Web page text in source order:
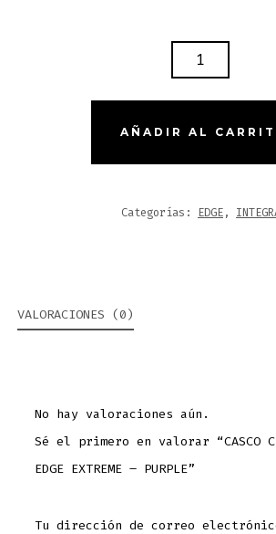
AÑADIR AL
Categorías: EDGE,
VALORACIONES (0)
No hay valoraciones aún.
Sé el primero en valorar “CASCO
EDGE EXTREME – PURPLE”
Tu dirección de correo